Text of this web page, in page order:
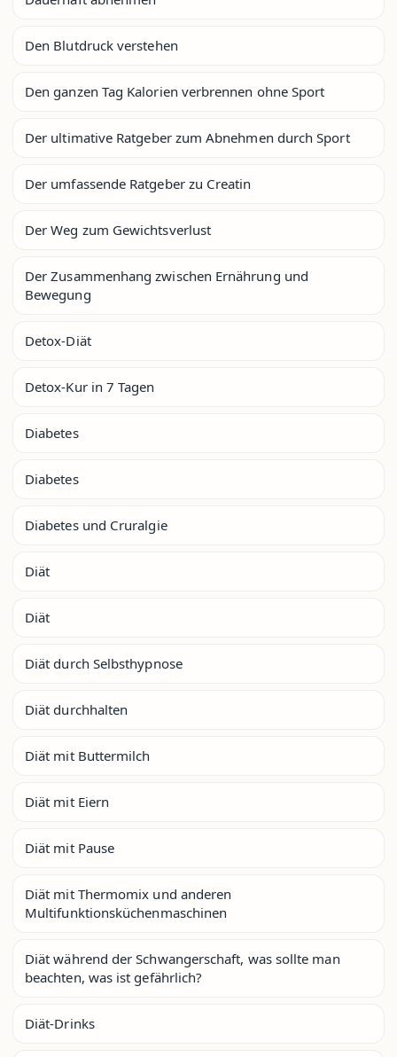
Den Blutdruck verstehen
Den ganzen Tag Kalorien verbrennen ohne Sport
Der ultimative Ratgeber zum Abnehmen durch Sport
Der umfassende Ratgeber zu Creatin
Der Weg zum Gewichtsverlust
Der Zusammenhang zwischen Ernährung und
Bewegung
Detox-Diät
Detox-Kur in 7 Tagen
Diabetes
Diabetes
Diabetes und Cruralgie
Diät
Diät
Diät durch Selbsthypnose
Diät durchhalten
Diät mit Buttermilch
Diät mit Eiern
Diät mit Pause
Diät mit Thermomix und anderen
Multifunktionsküchenmaschinen
Diät während der Schwangerschaft, was sollte man
beachten, was ist gefährlich?
Diät-Drinks